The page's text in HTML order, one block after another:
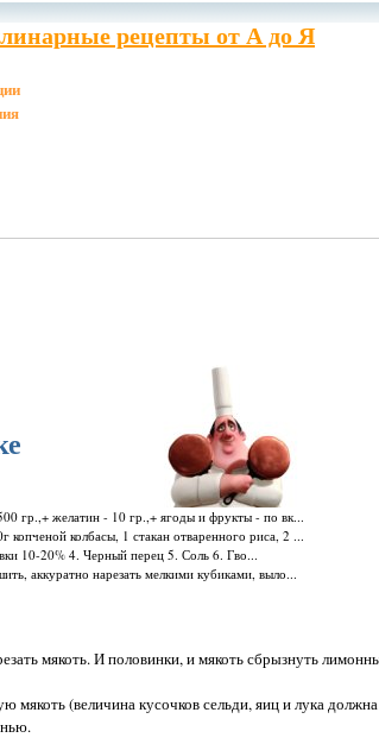
рецепты от А до Я
гр.,+ желатин - 10 гр.,+ ягоды и фрукты - по вк...
копченой колбасы, 1 стакан отваренного риса, 2 ...
10-20% 4. Черный перец 5. Соль 6. Гво...
аккуратно нарезать мелкими кубиками, выло...
мякоть. И половинки, и мякоть сбрызнуть
мякоть (величина кусочков сельди, яиц и лука